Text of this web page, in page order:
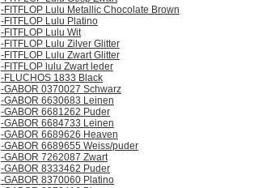
-FITFLOP Lulu Metallic Chocolate Brown
-FITFLOP Lulu Platino
-FITFLOP Lulu Wit
-FITFLOP Lulu Zilver Glitter
-FITFLOP Lulu Zwart Glitter
-FITFLOP lulu Zwart leder
-FLUCHOS 1833 Black
-GABOR 0370027 Schwarz
-GABOR 6630683 Leinen
-GABOR 6681262 Puder
-GABOR 6684733 Leinen
-GABOR 6689626 Heaven
-GABOR 6689655 Weiss/puder
-GABOR 7262087 Zwart
-GABOR 8333462 Puder
-GABOR 8370060 Platino